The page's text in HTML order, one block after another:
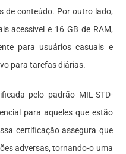
de conteúdo. Por outro lado,
acessível e 16 GB de RAM,
para usuários casuais e
para tarefas diárias.
pelo padrão MIL-STD-
para aqueles que estão
certificação assegura que
adversas, tornando-o uma